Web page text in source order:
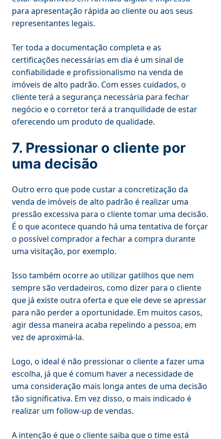
para apresentação rápida ao cliente ou aos seus
representantes legais.
Ter toda a documentação completa e as
certificações necessárias em dia é um sinal de
confiabilidade e profissionalismo na venda de
imóveis de alto padrão. Com esses cuidados, o
cliente terá a segurança necessária para fechar
negócio e o corretor terá a tranquilidade de estar
oferecendo um produto de qualidade.
7. Pressionar o cliente por
uma decisão
Outro erro que pode custar a concretização da
venda de imóveis de alto padrão é realizar uma
pressão excessiva para o cliente tomar uma decisão.
É o que acontece quando há uma tentativa de forçar
o possível comprador a fechar a compra durante
uma visitação, por exemplo.
Isso também ocorre ao utilizar gatilhos que nem
sempre são verdadeiros, como dizer para o cliente
que já existe outra oferta e que ele deve se apressar
para não perder a oportunidade. Em muitos casos,
agir dessa maneira acaba repelindo a pessoa, em
vez de aproximá-la.
Logo, o ideal é não pressionar o cliente a fazer uma
escolha, já que é comum haver a necessidade de
uma consideração mais longa antes de uma decisão
tão significativa. Em vez disso, o mais indicado é
realizar um follow-up de vendas.
A intenção é que o cliente saiba que o time está